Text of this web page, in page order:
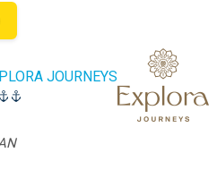
JOURNEYS